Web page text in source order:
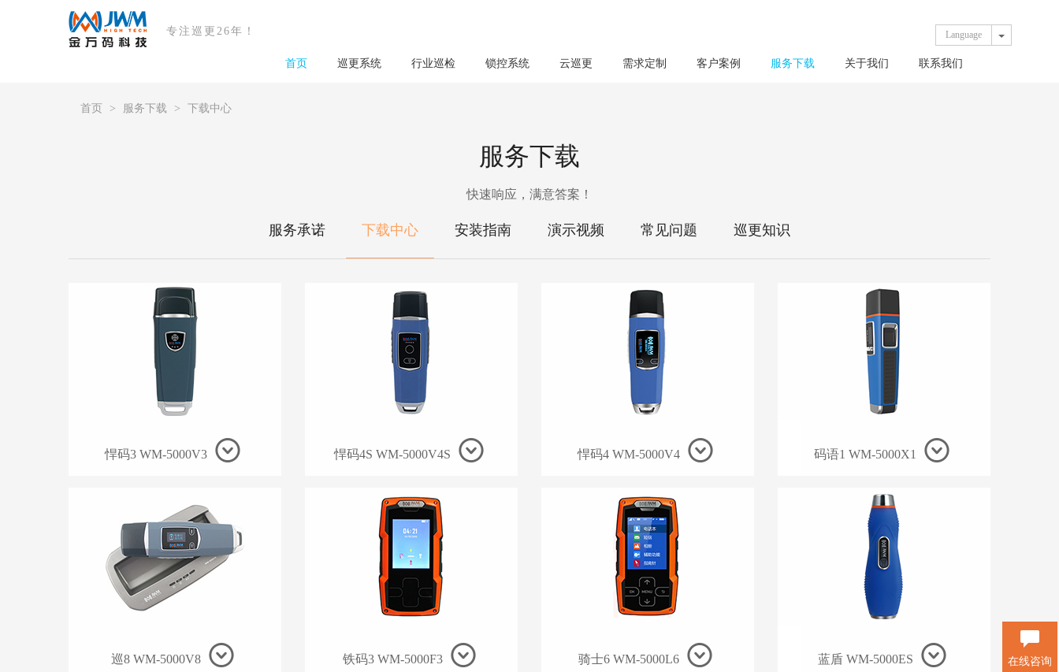
Language Toggle
专注巡更26年！
首页 巡更系统 行业巡检 锁控系统 云巡更 需求定制 客户案例 服务下载 关于我们 联系我们
首页 服务下载 下载中心
服务下载
快速响应，满意答案！
服务承诺 下载中心 安装指南 演示视频 常见问题 巡更知识
悍码3 WM-5000V3 悍码4S WM-5000V4S 悍码4 WM-5000V4 码语1 WM-5000X1
巡8 WM-5000V8 铁码3 WM-5000F3 骑士6 WM-5000L6 蓝盾 WM-5000ES 在线咨询